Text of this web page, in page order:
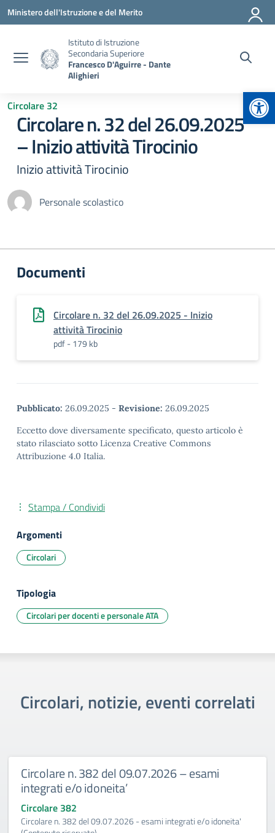
Vai ai contenuti
Vai al menu di navigazione
Vai al footer
Ministero dell'Istruzione e del Merito
Istituto di Istruzione
Secondaria Superiore
Francesco D'Aguirre - Dante
Alighieri
Circolare 32
Circolare n. 32 del 26.09.2025
– Inizio attività Tirocinio
Inizio attività Tirocinio
Personale scolastico
Documenti
Circolare n. 32 del 26.09.2025 - Inizio
attività Tirocinio
pdf - 179 kb
Pubblicato: 26.09.2025 - Revisione: 26.09.2025
Eccetto dove diversamente specificato, questo articolo è
stato rilasciato sotto Licenza Creative Commons
Attribuzione 4.0 Italia.
Stampa / Condividi
Argomenti
Circolari
Tipologia
Circolari per docenti e personale ATA
Circolari, notizie, eventi correlati
Circolare n. 382 del 09.07.2026 – esami
integrati e/o idoneita’
Circolare 382
Circolare n. 382 del 09.07.2026 - esami integrati e/o idoneita'